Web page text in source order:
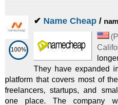
100%
✔ Name Cheap /
(
They have expanded
platform that covers most of
freelancers, startups, and
one place. The company